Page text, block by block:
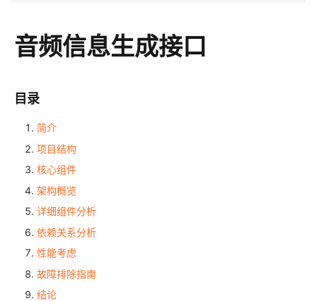
音频信息生成接口
目录
简介
项目结构
核心组件
架构概览
详细组件分析
依赖关系分析
性能考虑
故障排除指南
结论